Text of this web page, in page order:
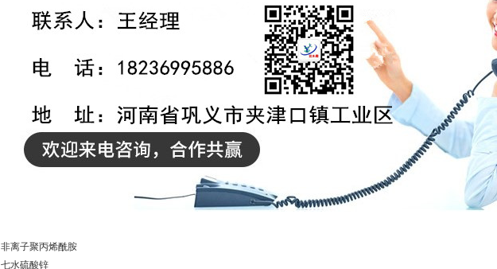
非离子聚丙烯酰胺
七水硫酸锌